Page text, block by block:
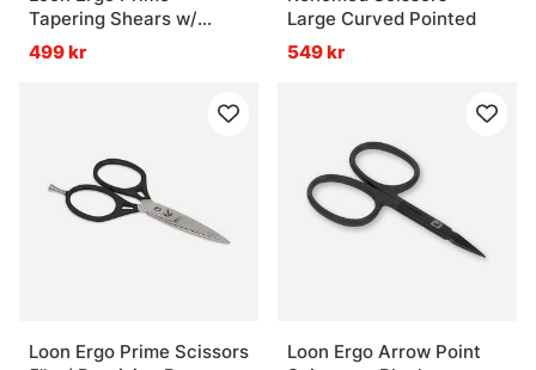
Vanliga frågor om trollingfiske
Vad är trollingfiske?
Vad är en djuprigg?
Vad är en spöhållare bra för?
Tapering Shears w/
Precision Peg - Black
499 kr
Large Curved Pointed
549 kr
Loon Ergo Prime Scissors
Loon Ergo Arrow Point